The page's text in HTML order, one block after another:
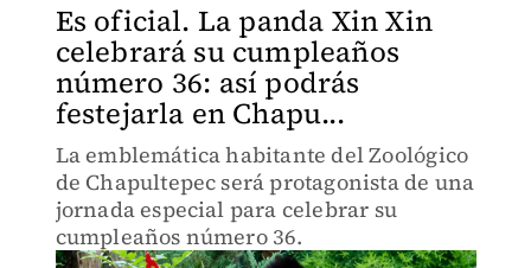
Es oficial. La panda Xin Xin
celebrará su cumpleaños
número 36: así podrás
festejarla en Chapu...
La emblemática habitante del Zoológico
de Chapultepec será protagonista de una
jornada especial para celebrar su
cumpleaños número 36.